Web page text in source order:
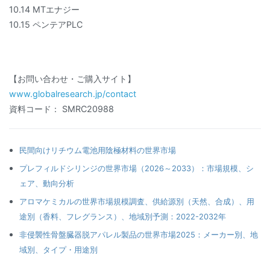
10.14 MTエナジー
10.15 ペンテアPLC
【お問い合わせ・ご購入サイト】
www.globalresearch.jp/contact
資料コード： SMRC20988
民間向けリチウム電池用陰極材料の世界市場
プレフィルドシリンジの世界市場（2026～2033）：市場規模、シ
ェア、動向分析
アロマケミカルの世界市場規模調査、供給源別（天然、合成）、用
途別（香料、フレグランス）、地域別予測：2022-2032年
非侵襲性骨盤臓器脱アパレル製品の世界市場2025：メーカー別、地
域別、タイプ・用途別